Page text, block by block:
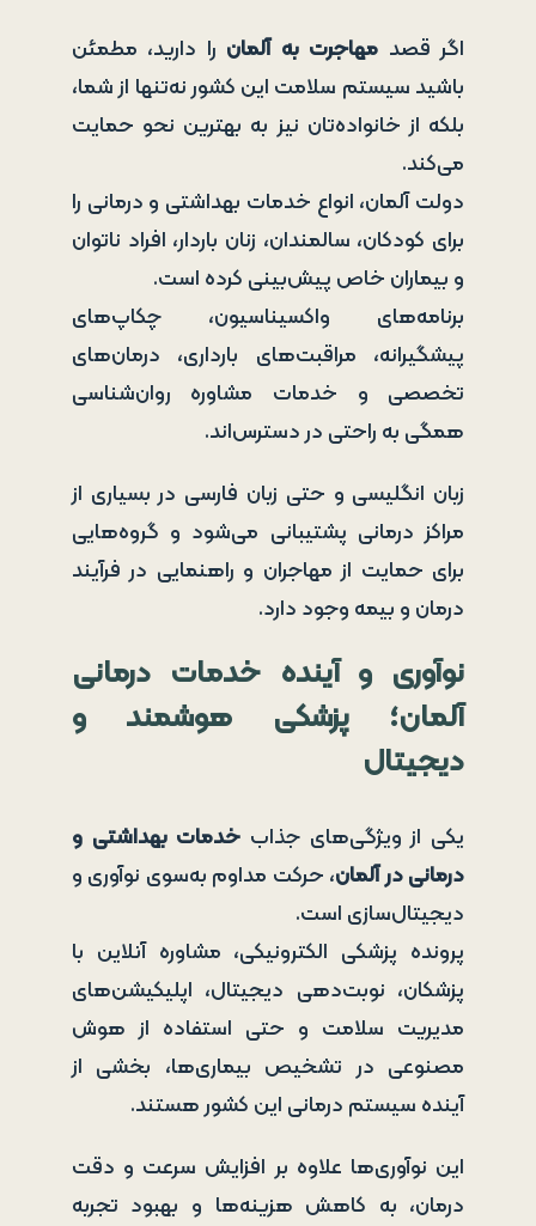
اگر قصد مهاجرت به آلمان را دارید، مطمئن
باشید سیستم سلامت این کشور نه‌تنها از شما،
بلکه از خانواده‌تان نیز به بهترین نحو حمایت
می‌کند.
دولت آلمان، انواع خدمات بهداشتی و درمانی را
برای کودکان، سالمندان، زنان باردار، افراد ناتوان
و بیماران خاص پیش‌بینی کرده است.
برنامه‌های واکسیناسیون، چکاپ‌های
پیشگیرانه، مراقبت‌های بارداری، درمان‌های
تخصصی و خدمات مشاوره روان‌شناسی
همگی به راحتی در دسترس‌اند.
زبان انگلیسی و حتی زبان فارسی در بسیاری از
مراکز درمانی پشتیبانی می‌شود و گروه‌هایی
برای حمایت از مهاجران و راهنمایی در فرآیند
درمان و بیمه وجود دارد.
نوآوری و آینده خدمات درمانی
آلمان؛ پزشکی هوشمند و
دیجیتال
یکی از ویژگی‌های جذاب خدمات بهداشتی و
درمانی در آلمان، حرکت مداوم به‌سوی نوآوری و
دیجیتال‌سازی است.
پرونده پزشکی الکترونیکی، مشاوره آنلاین با
پزشکان، نوبت‌دهی دیجیتال، اپلیکیشن‌های
مدیریت سلامت و حتی استفاده از هوش
مصنوعی در تشخیص بیماری‌ها، بخشی از
آینده سیستم درمانی این کشور هستند.
این نوآوری‌ها علاوه بر افزایش سرعت و دقت
درمان، به کاهش هزینه‌ها و بهبود تجربه